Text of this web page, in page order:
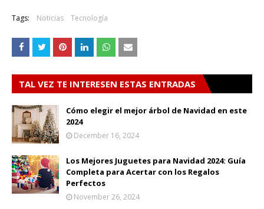
Tags: Noticias Tecnología
TAL VEZ TE INTERESEN ESTAS ENTRADAS
Cómo elegir el mejor árbol de Navidad en este
2024
December 16, 2024
Los Mejores Juguetes para Navidad 2024: Guía
Completa para Acertar con los Regalos
Perfectos
November 26, 2024